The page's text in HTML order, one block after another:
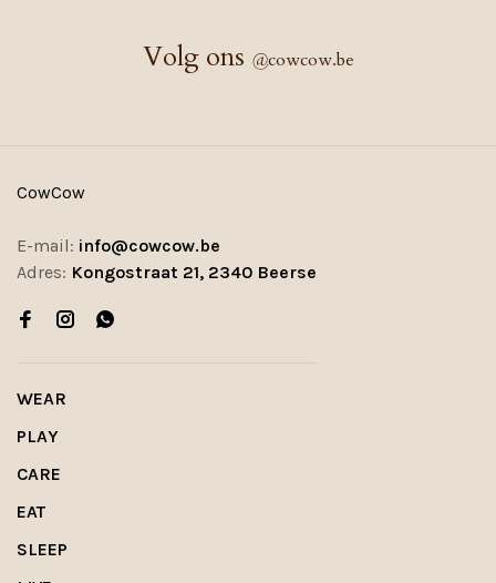
Volg ons @cowcow.be
CowCow
E-mail: info@cowcow.be
Adres: Kongostraat 21, 2340 Beerse
WEAR
PLAY
CARE
EAT
SLEEP